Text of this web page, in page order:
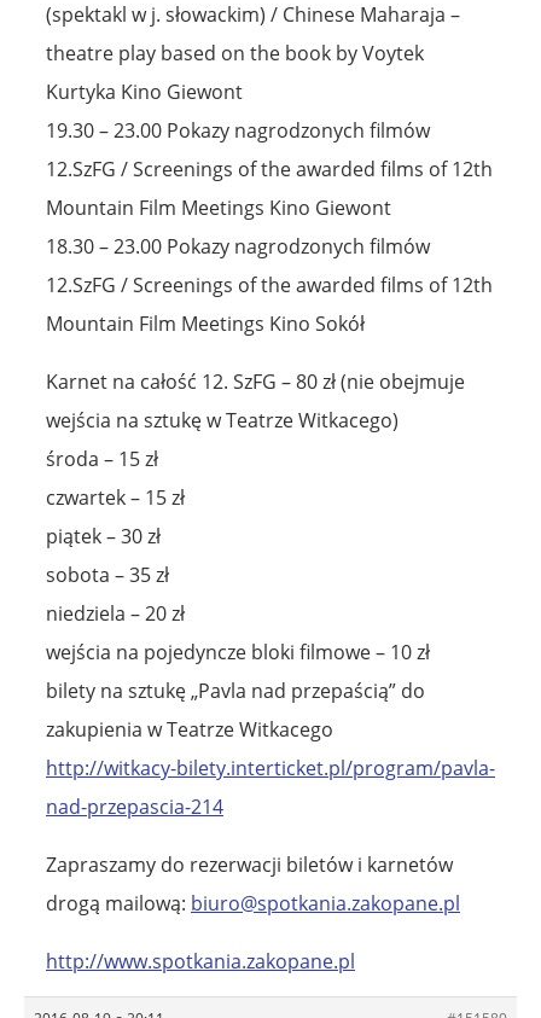
(spektakl w j. słowackim) / Chinese Maharaja –
theatre play based on the book by Voytek
Kurtyka Kino Giewont
19.30 – 23.00 Pokazy nagrodzonych filmów
12.SzFG / Screenings of the awarded films of 12th
Mountain Film Meetings Kino Giewont
18.30 – 23.00 Pokazy nagrodzonych filmów
12.SzFG / Screenings of the awarded films of 12th
Mountain Film Meetings Kino Sokół
Karnet na całość 12. SzFG – 80 zł (nie obejmuje
wejścia na sztukę w Teatrze Witkacego)
środa – 15 zł
czwartek – 15 zł
piątek – 30 zł
sobota – 35 zł
niedziela – 20 zł
wejścia na pojedyncze bloki filmowe – 10 zł
bilety na sztukę „Pavla nad przepaścią” do
zakupienia w Teatrze Witkacego
http://witkacy-bilety.interticket.pl/program/pavla-
nad-przepascia-214
Zapraszamy do rezerwacji biletów i karnetów
drogą mailową: biuro@spotkania.zakopane.pl
http://www.spotkania.zakopane.pl